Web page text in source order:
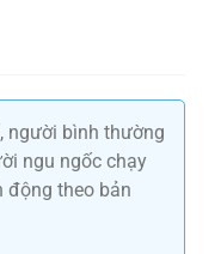
người bình thường
ngu ngốc chạy
động theo bản